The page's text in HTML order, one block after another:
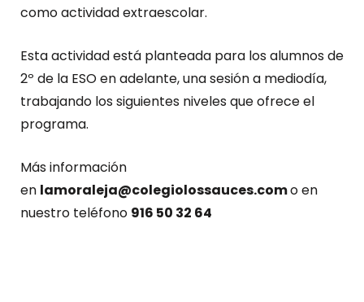
como actividad extraescolar.
Esta actividad está planteada para los alumnos de
2º de la ESO en adelante, una sesión a mediodía,
trabajando los siguientes niveles que ofrece el
programa.
Más información
en lamoraleja@colegiolossauces.como en
nuestro teléfono 916 50 32 64